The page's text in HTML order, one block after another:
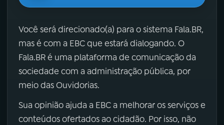
Você será direcionado(a) para o sistema Fala.BR,
mas é com a EBC que estará dialogando. O
Fala.BR é uma plataforma de comunicação da
sociedade com a administração pública, por
meio das Ouvidorias.
Sua opinião ajuda a EBC a melhorar os serviços e
conteúdos ofertados ao cidadão. Por isso, não